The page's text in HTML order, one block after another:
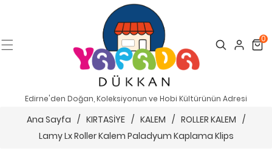
Search Cart
0
Edirne'den Doğan, Koleksiyonun ve Hobi Kültürünün Adresi
Ana Sayfa / KIRTASİYE / KALEM / ROLLER KALEM /
Lamy Lx Roller Kalem Paladyum Kaplama Klips